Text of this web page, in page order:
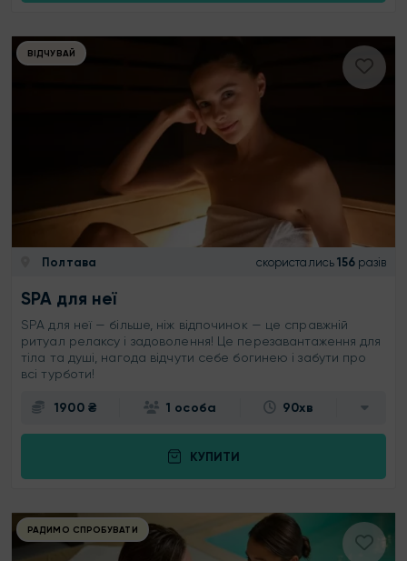
ВІДЧУВАЙ
Полтава скористались 156 разів
SPA для неї
SPA для неї — більше, ніж відпочинок — це справжній
ритуал релаксу і задоволення! Це перезавантаження для
тіла та душі, нагода відчути себе богинею і забути про
всі турботи!
1900 ₴ 1 особа 90хв
КУПИТИ
РАДИМО СПРОБУВАТИ